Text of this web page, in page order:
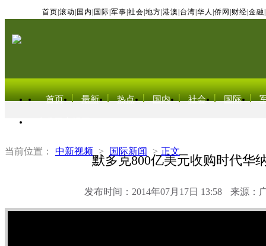
首页 滚动 国内 国际 军事 社会 地方 港澳 台湾 华人 侨网 财经 金融
首页 最新 热点 国内 社会 国际
当前位置： 中新视频 > 国际新闻 > 正文
默多克800亿美元收购时代华
发布时间：2014年07月17日 13:58 来源：